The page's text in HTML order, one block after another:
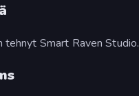
tehnyt Smart Raven Studio.